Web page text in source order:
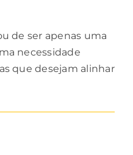
de ser apenas uma
necessidade
que desejam alinhar